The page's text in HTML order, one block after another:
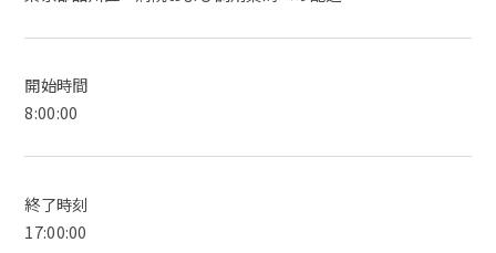
開始時間
8:00:00
終了時刻
17:00:00